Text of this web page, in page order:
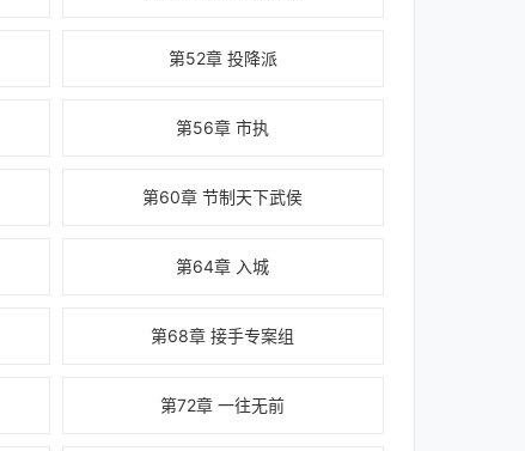
第52章 投降派
第56章 市执
第60章 节制天下武侯
第64章 入城
第68章 接手专案组
第72章 一往无前